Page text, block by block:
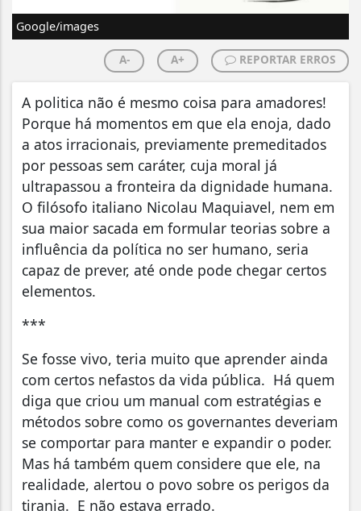
Google/images
A- A+ REPORTAR ERROS
A politica não é mesmo coisa para amadores!
Porque há momentos em que ela enoja, dado
a atos irracionais, previamente premeditados
por pessoas sem caráter, cuja moral já
ultrapassou a fronteira da dignidade humana.
O filósofo italiano Nicolau Maquiavel, nem em
sua maior sacada em formular teorias sobre a
influência da política no ser humano, seria
capaz de prever, até onde pode chegar certos
elementos.
***
Se fosse vivo, teria muito que aprender ainda
com certos nefastos da vida pública. Há quem
diga que criou um manual com estratégias e
métodos sobre como os governantes deveriam
se comportar para manter e expandir o poder.
Mas há também quem considere que ele, na
realidade, alertou o povo sobre os perigos da
tirania. E não estava errado.